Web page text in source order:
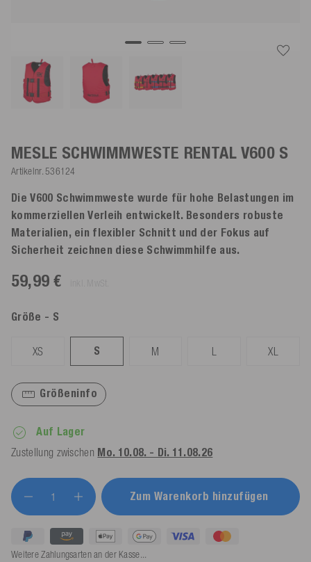
MESLE SCHWIMMWESTE RENTAL V600 S
Artikelnr. 536124
Die V600 Schwimmweste wurde für hohe Belastungen im
kommerziellen Verleih entwickelt. Besonders robuste
Materialien, ein flexibler Schnitt und der Fokus auf
Sicherheit zeichnen diese Schwimmhilfe aus.
59,99 €
Größe - S
XS S M L XL
Größeninfo
Auf Lager
Zustellung zwischen Mo. 10.08. - Di. 11.08.26
Zum Warenkorb hinzufügen
Weitere Zahlungsarten an der Kasse...